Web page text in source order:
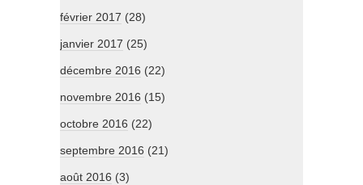
février 2017 (28)
janvier 2017 (25)
décembre 2016 (22)
novembre 2016 (15)
octobre 2016 (22)
septembre 2016 (21)
août 2016 (3)